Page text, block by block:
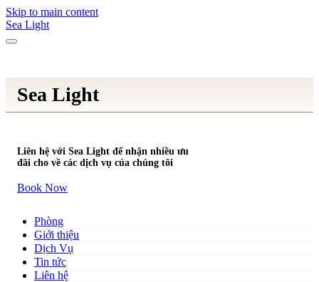
Skip to main content
Sea Light
Sea Light
Liên hệ với Sea Light để nhận nhiều ưu
đãi cho về các dịch vụ của chúng tôi
Book Now
Phòng
Giới thiệu
Dịch Vụ
Tin tức
Liên hệ